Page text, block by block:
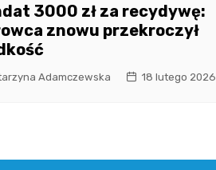
3000 zł za recydywę:
znowu przekroczył
Adamczewska 18 lutego 2026